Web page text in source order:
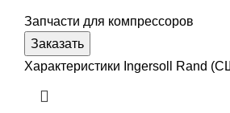
Запчасти для компрессоров
Заказать
Характеристики Ingersoll Rand